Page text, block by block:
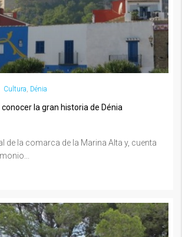
Cultura, Dénia
conocer la gran historia de Dénia
de la comarca de la Marina Alta y, cuenta